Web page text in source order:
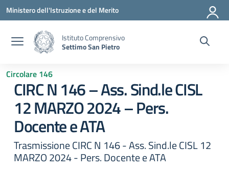
Vai ai contenuti
Vai al menu di navigazione
Vai al footer
Ministero dell'Istruzione e del Merito
Istituto Comprensivo
Settimo San Pietro
Circolare 146
CIRC N 146 – Ass. Sind.le CISL
12 MARZO 2024 – Pers.
Docente e ATA
Trasmissione CIRC N 146 - Ass. Sind.le CISL 12
MARZO 2024 - Pers. Docente e ATA